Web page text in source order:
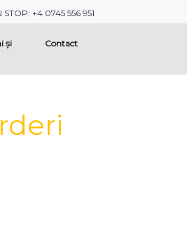
+4 0745 556 951
și
Contact